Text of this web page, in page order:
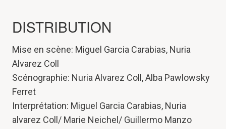
DISTRIBUTION
Mise en scène: Miguel Garcia Carabias, Nuria
Alvarez Coll
Scénographie: Nuria Alvarez Coll, Alba Pawlowsky
Ferret
Interprétation: Miguel Garcia Carabias, Nuria
alvarez Coll/ Marie Neichel/ Guillermo Manzo